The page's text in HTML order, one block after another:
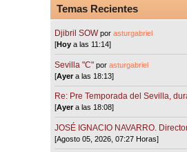
Temas Recientes
Djibril SOW porasturgabriel
[Hoy a las 11:14]
Sevilla "C"porasturgabriel
[Ayera las 18:13]
Re: Pre Temporada del Sevilla,
[Ayera las 18:08]
JOSÉ IGNACIO NAVARRO.
[Agosto 05, 2026, 07:27 Horas]